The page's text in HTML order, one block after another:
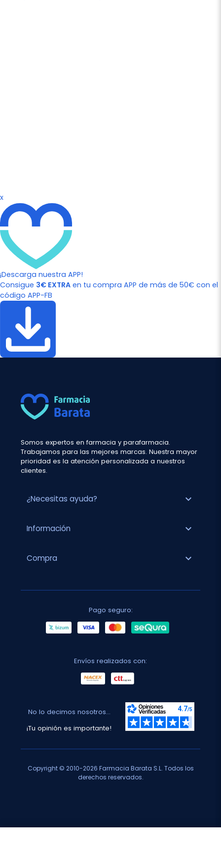
x
¡Descarga nuestra APP!
Consigue 3€ EXTRA en tu compra APP de más de 50€ con el
código APP-FB
Somos expertos en farmacia y parafarmacia.
Trabajamos para las mejores marcas. Nuestra mayor
prioridad es la atención personalizada a nuestros
clientes.
¿Necesitas ayuda? expand_more
Información expand_more
Compra expand_more
Pago seguro:
Envíos realizados con:
No lo decimos nosotros...
¡Tu opinión es importante!
Copyright © 2010-2026 Farmacia Barata S.L. Todos los
derechos reservados.